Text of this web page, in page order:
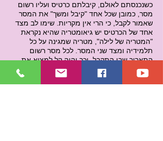
כשנכנסתם לאולם, קיבלתם כרטיס ועליו רשום
מסר, כמובן שכל אחד "קיבל ומשך" את המסר
שאמור לקבל, כי הרי אין מקריות. שימו לב מצד
אחד של הכרטיס יש גיאומטריה שהיא נקראת
"המטריה של לילה", מטריה שמגינה על כל
תלמידיה ומצד שני המסר. לכל מסר רשום
התאריך שבו התקבל, וכך יהיה קל למצוא את
ההסבר שלו ב- "יומן התיקשורים" של לילה אשר
כתבה ותיעדה.